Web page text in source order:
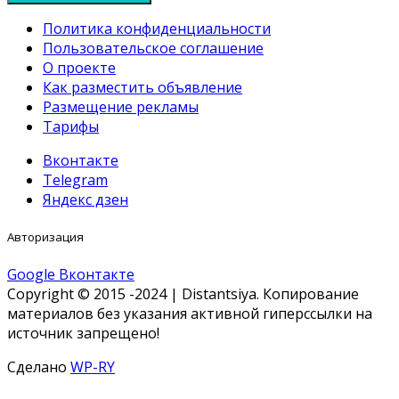
Политика конфиденциальности
Пользовательское соглашение
О проекте
Как разместить объявление
Размещение рекламы
Тарифы
Вконтакте
Telegram
Яндекс дзен
Авторизация
Google Вконтакте
Copyright © 2015 -2024 | Distantsiya. Копирование
материалов без указания активной гиперссылки на
источник запрещено!
Сделано WP-RY